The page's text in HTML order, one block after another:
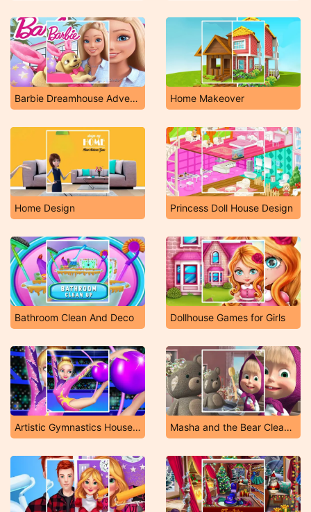
Barbie Dreamhouse Adventures Home Makeover
Home Design Princess Doll House Design
Bathroom Clean And Deco Dollhouse Games for Girls
Artistic Gymnastics House Decoration Masha and the Bear Cleaning Game